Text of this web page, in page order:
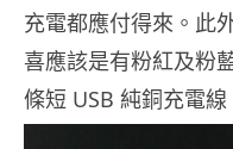
充電都應付得來。此
喜應該是有粉紅及粉
條短 USB 純銅充電線